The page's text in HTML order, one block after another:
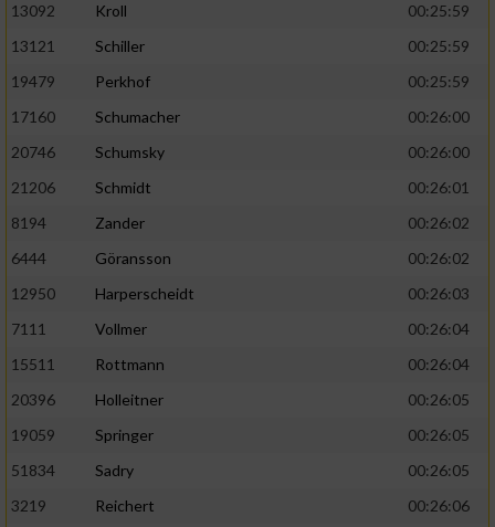
13092
Kroll
00:25:59
13121
Schiller
00:25:59
19479
Perkhof
00:25:59
17160
Schumacher
00:26:00
20746
Schumsky
00:26:00
21206
Schmidt
00:26:01
8194
Zander
00:26:02
6444
Göransson
00:26:02
12950
Harperscheidt
00:26:03
7111
Vollmer
00:26:04
15511
Rottmann
00:26:04
20396
Holleitner
00:26:05
19059
Springer
00:26:05
51834
Sadry
00:26:05
3219
Reichert
00:26:06
von Inhalten
IAB-Besonderheiten:
Geräte anhand von aktiv angeforderten
Notwendig
Performance
Funktional
Werbung